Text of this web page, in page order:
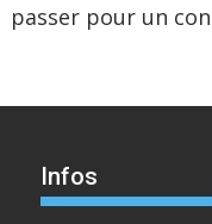
passer pour un
Infos